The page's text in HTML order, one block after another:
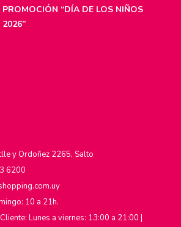
PROMOCIÓN “DÍA DE LOS NIÑOS
2026”
y Ordoñez 2265, Salto
6200
10 a 21h.
Lunes a viernes: 13:00 a 21:00 |